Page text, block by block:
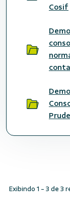
Cosif
Exibindo 1 - 3 de 3